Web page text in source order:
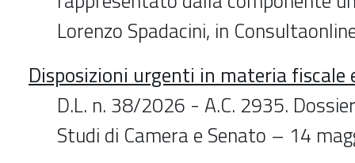
Lorenzo Spadacini, in
Disposizioni urgenti in materia fiscale
D.L. n. 38/2026 - A.C. 2935.
Studi di Camera e Senato – 14